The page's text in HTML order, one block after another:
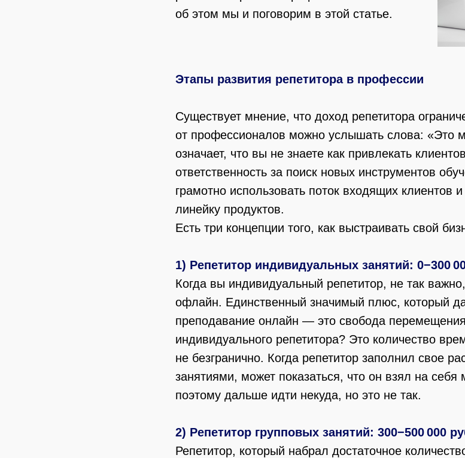
об этом мы и поговорим в этой статье.
Этапы развития репетитора в профессии
Существует мнение, что доход репетитора
от профессионалов можно услышать слова: «Это
означает, что вы не знаете как привлекать
ответственность за поиск новых инструментов
грамотно использовать поток входящих клиентов
линейку продуктов.
Есть три концепции того, как выстраивать свой
1) Репетитор индивидуальных занятий: 0−300
Когда вы индивидуальный репетитор, не так
офлайн. Единственный значимый плюс, который
преподавание онлайн — это свобода
индивидуального репетитора? Это количество
не безгранично. Когда репетитор заполнил свое
занятиями, может показаться, что он взял на себя
поэтому дальше идти некуда, но это не так.
2) Репетитор групповых занятий: 300−500 000
Репетитор, который набрал достаточное